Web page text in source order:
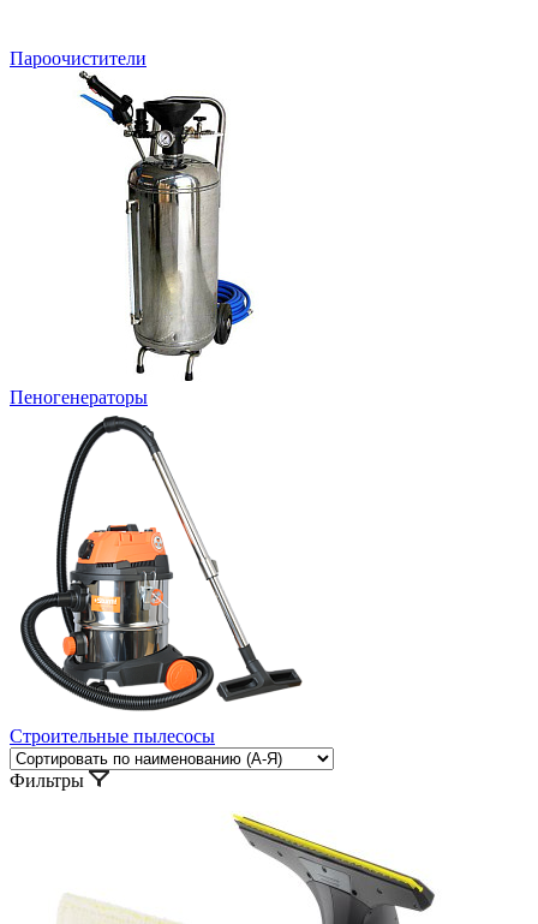
Пароочистители
Пеногенераторы
Строительные пылесосы
Фильтры